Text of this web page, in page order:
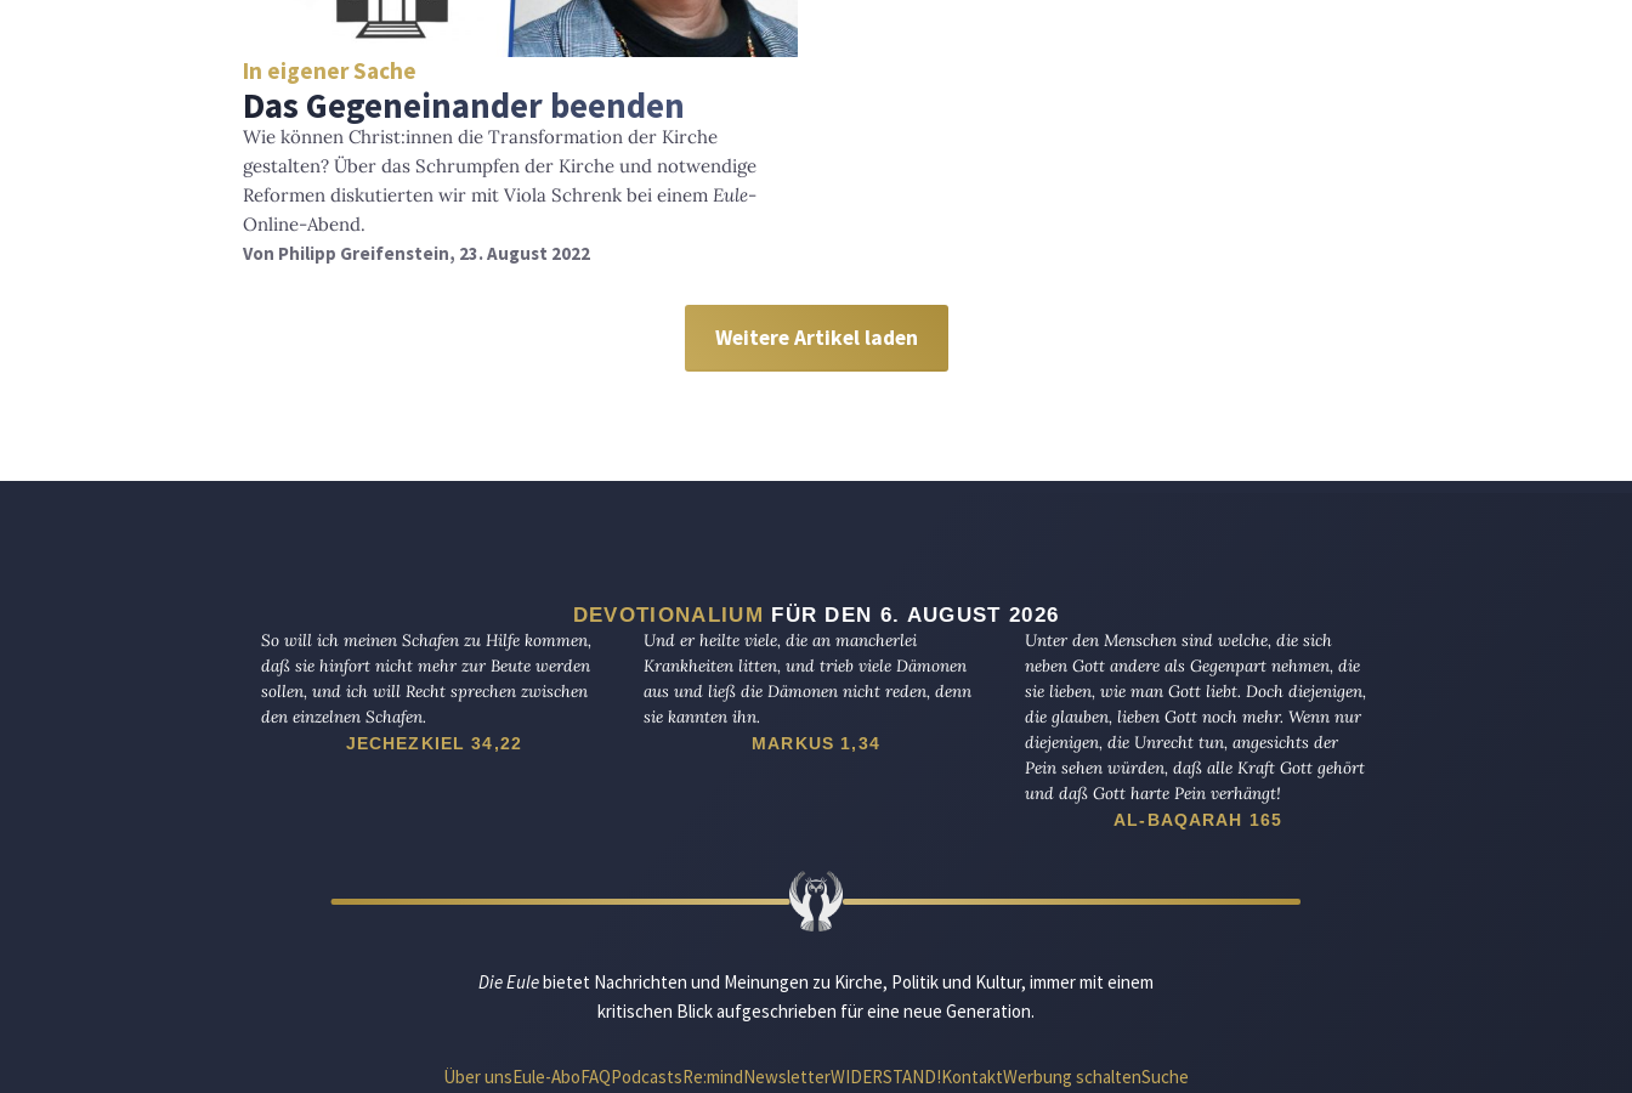
In eigener Sache
Das Gegeneinander beenden
Wie können Christ:innen die Transformation der Kirche
gestalten? Über das Schrumpfen der Kirche und notwendige
Reformen diskutierten wir mit Viola Schrenk bei einem Eule-
Online-Abend.
Von Philipp Greifenstein, 23. August 2022
Weitere Artikel laden
DEVOTIONALIUM FÜR DEN 6. AUGUST 2026
So will ich meinen Schafen zu Hilfe kommen,
daß sie hinfort nicht mehr zur Beute werden
sollen, und ich will Recht sprechen zwischen
den einzelnen Schafen.
JECHEZKIEL 34,22
Und er heilte viele, die an mancherlei
Krankheiten litten, und trieb viele Dämonen
aus und ließ die Dämonen nicht reden, denn
sie kannten ihn.
MARKUS 1,34
Unter den Menschen sind welche, die sich
neben Gott andere als Gegenpart nehmen, die
sie lieben, wie man Gott liebt. Doch diejenigen,
die glauben, lieben Gott noch mehr. Wenn nur
diejenigen, die Unrecht tun, angesichts der
Pein sehen würden, daß alle Kraft Gott gehört
und daß Gott harte Pein verhängt!
AL-BAQARAH 165
Die Eulebietet Nachrichten und Meinungen zu Kirche, Politik und Kultur, immer mit einem
kritischen Blick aufgeschrieben für eine neue Generation.
Über unsEule-AboFAQPodcastsRe:mindNewsletterWIDERSTAND!KontaktWerbung schaltenSuche